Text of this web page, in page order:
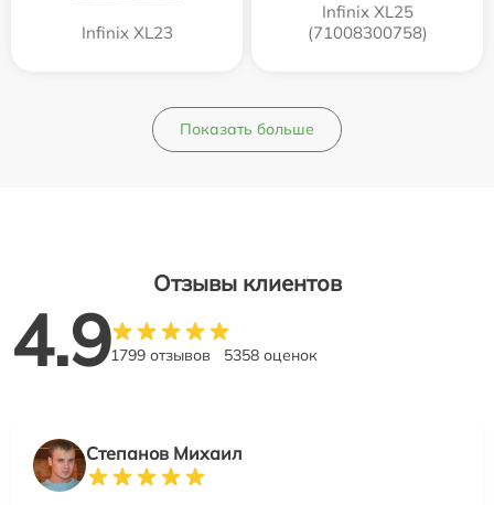
Infinix XL23
Infinix XL25
(71008300758)
Показать больше
Отзывы клиентов
4.91799 отзывов 5358 оценок
Степанов Михаил